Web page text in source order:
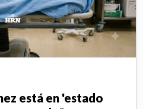
está en 'estado